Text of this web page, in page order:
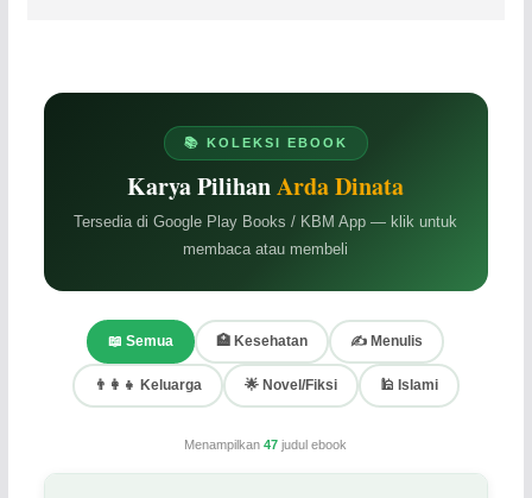
📚 KOLEKSI EBOOK
Karya PilihanArda Dinata
Tersedia di Google Play Books / KBM App — klik untuk
membaca atau membeli
📖 Semua 🏥 Kesehatan ✍️ Menulis
👨‍👩‍👧 Keluarga 🌟 Novel/Fiksi 🕌 Islami
Menampilkan47 judul ebook